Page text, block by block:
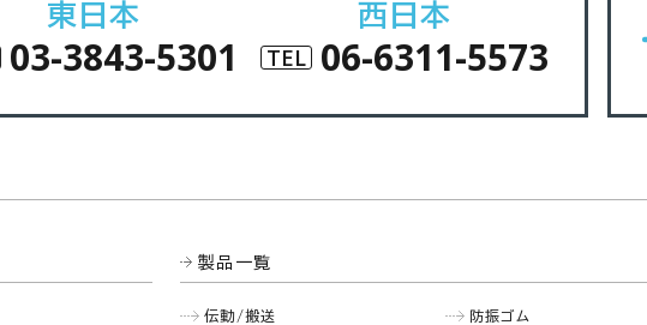
東日本
03-3843-5301
西日本
TEL 06-6311-5573
製品一覧
伝動/搬送 防振ゴム